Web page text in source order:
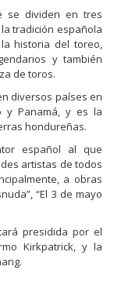
se dividen en tres
tradición española
historia del toreo,
y también
de toros.
diversos países en
y Panamá, y es la
hondureñas.
español al que
artistas de todos
a obras
“El 3 de mayo
presidida por el
Kirkpatrick, y la